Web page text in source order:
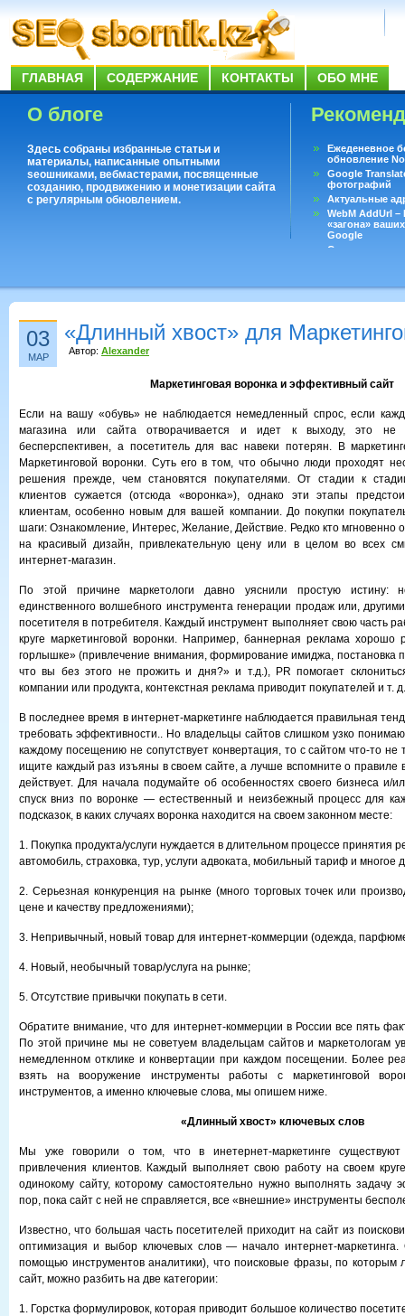
ГЛАВНАЯ СОДЕРЖАНИЕ КОНТАКТЫ ОБО МНЕ
О блоге
Здесь собраны избранные статьи и
материалы, написанные опытными
seoшниками, вебмастерами, посвященные
созданию, продвижению и монетизации сайта
с регулярным обновлением.
Ежеденевное
обновление
Google
фотографий
Актуальные
WebM AddUrl
«загона»
Google
Существует
03
МАР
«Длинный хвост» для
Автор: Alexander
Маркетинговая воронка и эффективный сайт
Если на вашу «обувь» не наблюдается немедленный спрос, если
магазина или сайта отворачивается и идет к выходу, это не
бесперспективен, а посетитель для вас навеки потерян. В
Маркетинговой воронки. Суть его в том, что обычно люди проходят
решения прежде, чем становятся покупателями. От стадии к
клиентов сужается (отсюда «воронка»), однако эти этапы
клиентам, особенно новым для вашей компании.До покупки
шаги: Ознакомление, Интерес, Желание, Действие. Редко кто мгновенно
на красивый дизайн, привлекательную цену или в целом во всех
интернет-магазин.
По этой причине маркетологи давно уяснили простую истину:
единственного волшебного инструмента генерации продаж или,
посетителя в потребителя. Каждый инструмент выполняет свою часть
круге маркетинговой воронки. Например, баннерная реклама хорошо
горлышке» (привлечение внимания, формирование имиджа, постановка
что вы без этого не прожить и дня?» и т.д.), PR помогает
компании или продукта, контекстная реклама приводит покупателей и т. д.
В последнее время в интернет-маркетинге наблюдается правильная
требовать эффективности.. Но владельцы сайтов слишком узко
каждому посещению не сопутствует конвертация, то с сайтом что-то не
ищите каждый раз изъяны в своем сайте, а лучше вспомните о правиле
действует. Для начала подумайте об особенностях своего бизнеса и/
спуск вниз по воронке — естественный и неизбежный процесс для
подсказок, в каких случаях воронка находится на своем законном месте:
1. Покупка продукта/услуги нуждается в длительном процессе принятия
автомобиль, страховка, тур, услуги адвоката, мобильный тариф и многое
2. Серьезная конкуренция на рынке (много торговых точек или
цене и качеству предложениями);
3. Непривычный, новый товар для интернет-коммерции (одежда,
4. Новый, необычный товар/услуга на рынке;
5. Отсутствие привычки покупать в сети.
Обратите внимание, что для интернет-коммерции в России все пять
По этой причине мы не советуем владельцам сайтов и маркетологам
немедленном отклике и конвертации при каждом посещении. Более
взять на вооружение инструменты работы с маркетинговой
инструментов, а именно ключевые слова, мы опишем ниже.
«Длинный хвост» ключевых слов
Мы уже говорили о том, что в инетернет-маркетинге
привлечения клиентов. Каждый выполняет свою работу на своем
одинокому сайту, которому самостоятельно нужно выполнять задачу
пор, пока сайт с ней не справляется, все «внешние» инструменты
Известно, что большая часть посетителей приходит на сайт из
оптимизация и выбор ключевых слов — начало интернет-
помощью инструментов аналитики), что поисковые фразы, по
сайт, можно разбить на две категории:
1. Горстка формулировок, которая приводит большое количество